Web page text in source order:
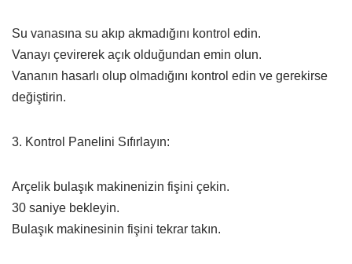
Su vanasına su akıp akmadığını kontrol edin.
Vanayı çevirerek açık olduğundan emin olun.
Vananın hasarlı olup olmadığını kontrol edin ve gerekirse
değiştirin.
3. Kontrol Panelini Sıfırlayın:
Arçelik bulaşık makinenizin fişini çekin.
30 saniye bekleyin.
Bulaşık makinesinin fişini tekrar takın.